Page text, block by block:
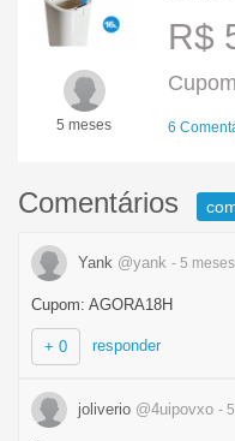
5 meses
R$
6
Comentários
Yank @yank - 5 meses
Cupom: AGORA18H
+ 0 responder
joliverio @4uipovxo -